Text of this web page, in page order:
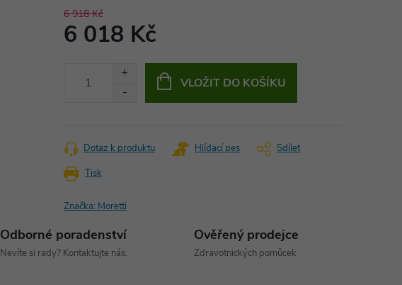
6 918 Kč
6 018 Kč
VLOŽIT DO KOŠÍKU
Tisk
Dotaz k produktu Hlídací pes Sdílet
Značka: Moretti
Odborné poradenství
Nevíte si rady? Kontaktujte nás.
Ověřený prodejce
Zdravotnických pomůcek